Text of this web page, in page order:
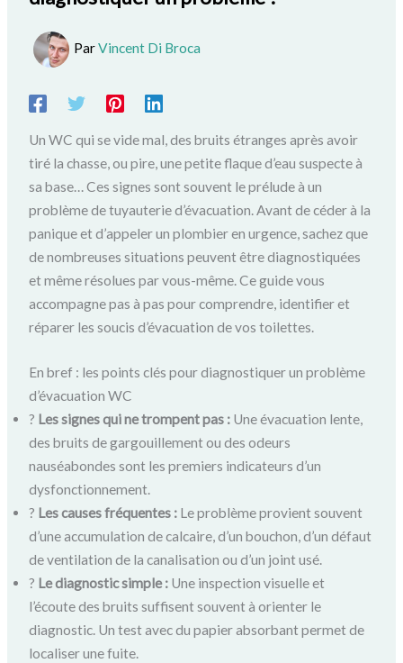
ParVincent Di Broca
Un WC qui se vide mal, des bruits étranges après avoir
tiré la chasse, ou pire, une petite flaque d’eau suspecte à
sa base… Ces signes sont souvent le prélude à un
problème de tuyauterie d’évacuation. Avant de céder à la
panique et d’appeler un plombier en urgence, sachez que
de nombreuses situations peuvent être diagnostiquées
et même résolues par vous-même. Ce guide vous
accompagne pas à pas pour comprendre, identifier et
réparer les soucis d’évacuation de vos toilettes.
En bref : les points clés pour diagnostiquer un problème
d’évacuation WC
? Les signes qui ne trompent pas : Une évacuation lente,
des bruits de gargouillement ou des odeurs
nauséabondes sont les premiers indicateurs d’un
dysfonctionnement.
? Les causes fréquentes : Le problème provient souvent
d’une accumulation de calcaire, d’un bouchon, d’un défaut
de ventilation de la canalisation ou d’un joint usé.
?️ Le diagnostic simple : Une inspection visuelle et
l’écoute des bruits suffisent souvent à orienter le
diagnostic. Un test avec du papier absorbant permet de
localiser une fuite.